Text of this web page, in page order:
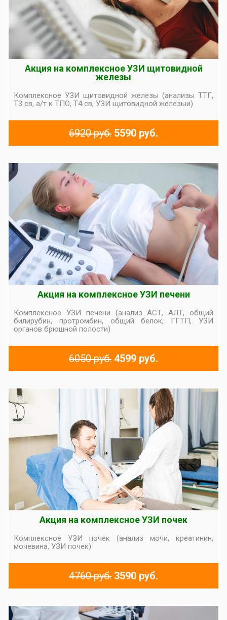
Акция на комплексное УЗИ щитовидной
железы
Комплексное УЗИ щитовидной железы (анализы ТТГ,
Т3 св, а/т к ТПО, Т4 св, УЗИ щитовидной железыи)
6920 руб. 5590 руб.
Акция на комплексное УЗИ печени
Комплексное УЗИ печени (анализ АСТ, АЛТ, общий
билирубин, протромбин, общий белок, ГГТП, УЗИ
органов брюшной полости)
6050 руб. 4599 руб.
Акция на комплексное УЗИ почек
Комплексное УЗИ почек (анализ мочи, креатинин,
мочевина, УЗИ почек)
4760 руб. 3590 руб.